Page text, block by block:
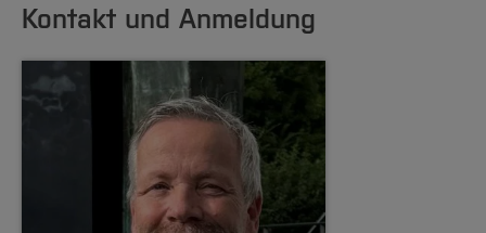
Kontakt und Anmeldung